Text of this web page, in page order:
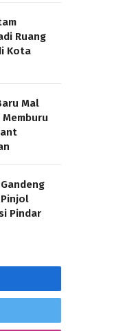
Ruang
Kota
Mal
Gandeng
Pindar